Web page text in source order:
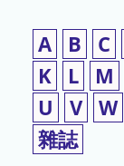
A B C
K
L M
U
V W
雜誌